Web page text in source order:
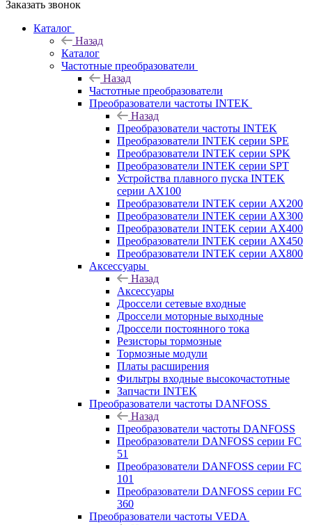
Заказать звонок
Каталог
Назад
Каталог
Частотные преобразователи
Назад
Частотные преобразователи
Преобразователи частоты INTEK
Назад
Преобразователи частоты INTEK
Преобразователи INTEK серии SPE
Преобразователи INTEK серии SPK
Преобразователи INTEK серии SPT
Устройства плавного пуска INTEK
серии AX100
Преобразователи INTEK серии AX200
Преобразователи INTEK серии AX300
Преобразователи INTEK серии AX400
Преобразователи INTEK серии AX450
Преобразователи INTEK серии AX800
Аксессуары
Назад
Аксессуары
Дроссели сетевые входные
Дроссели моторные выходные
Дроссели постоянного тока
Резисторы тормозные
Тормозные модули
Платы расширения
Фильтры входные высокочастотные
Запчасти INTEK
Преобразователи частоты DANFOSS
Назад
Преобразователи частоты DANFOSS
Преобразователи DANFOSS серии FC
51
Преобразователи DANFOSS серии FC
101
Преобразователи DANFOSS серии FC
360
Преобразователи частоты VEDA